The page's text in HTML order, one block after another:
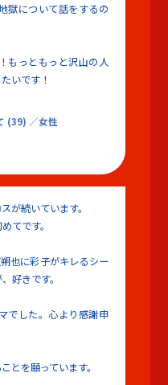
獄について話をするの
もっともっと沢山の人
いです！
(39) ／女性
が続いています。
てです。
也に彩子がキレるシー
好きです。
でした。心より感謝申
とを願っています。